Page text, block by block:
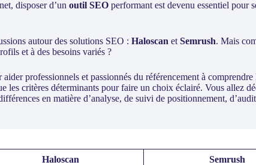
disposer d’un outil SEO performant est devenu essentiel pour
autour des solutions SEO : Haloscan et Semrush. Mais
et à des besoins variés ?
professionnels et passionnés du référencement à comprendre
les critères déterminants pour faire un choix éclairé. Vous allez
en matière d’analyse, de suivi de positionnement,
Haloscan Semrush